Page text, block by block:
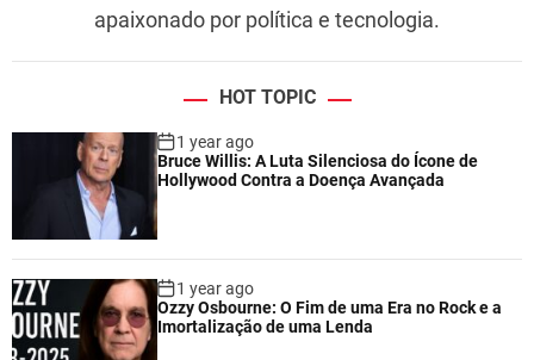
apaixonado por política e tecnologia.
HOT TOPIC
1 year ago
Bruce Willis: A Luta Silenciosa do Ícone de
Hollywood Contra a Doença Avançada
1 year ago
Ozzy Osbourne: O Fim de uma Era no Rock e a
Imortalização de uma Lenda